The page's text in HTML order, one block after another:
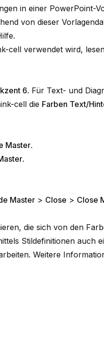
in einer PowerPoint-
von dieser
cell verwendet wird,
6. Für Text- und
cell die Farben Text/
Master.
.
Master > Close > Close
die sich von den
Stildefinitionen auch
Weitere